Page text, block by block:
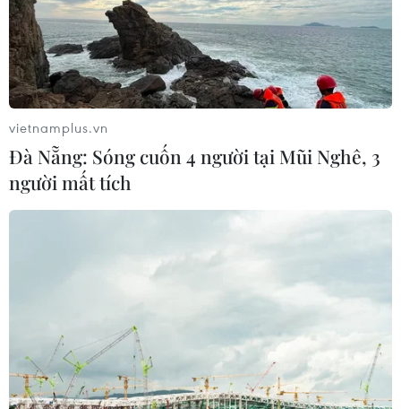
vietnamplus.vn
Đà Nẵng: Sóng cuốn 4 người tại Mũi Nghê, 3
người mất tích